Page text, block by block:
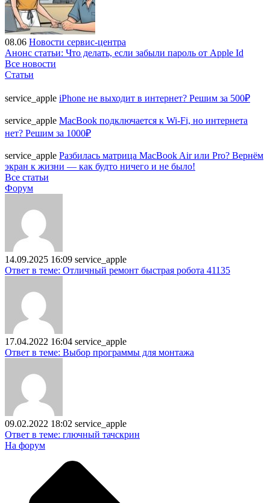
08.06 Новости сервис-центра
Анонс статьи: Что делать, если забыли пароль от Apple Id
Все новости
Статьи
service_apple iPhone не выходит в интернет? Решим за 500₽
service_apple MacBook подключается к Wi-Fi, но интернета
нет? Решим за 1000₽
service_apple Разбилась матрица MacBook Air или Pro? Вернём
экран к жизни — как будто ничего и не было!
Все статьи
Форум
14.09.2025 16:09 service_apple
Ответ в теме: Отличный ремонт быстрая робота 41135
17.04.2022 16:04 service_apple
Ответ в теме: Выбор программы для монтажа
09.02.2022 18:02 service_apple
Ответ в теме: глючный тачскрин
На форум